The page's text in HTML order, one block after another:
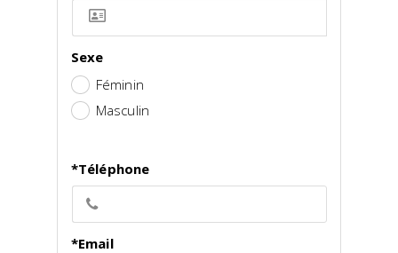
Sexe
Féminin
Masculin
*Téléphone
*Email